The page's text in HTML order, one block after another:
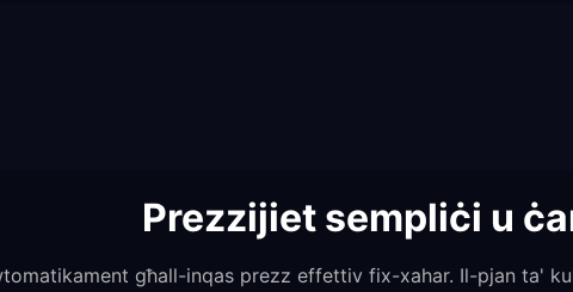
Prezzijiet sempliċi u
għall-inqas prezz effettiv fix-xahar. Il-pjan ta'